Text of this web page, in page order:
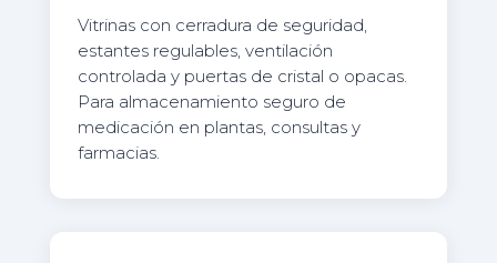
Vitrinas con cerradura de seguridad,
estantes regulables, ventilación
controlada y puertas de cristal o opacas.
Para almacenamiento seguro de
medicación en plantas, consultas y
farmacias.